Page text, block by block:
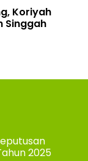
Koriyah
Singgah
2025